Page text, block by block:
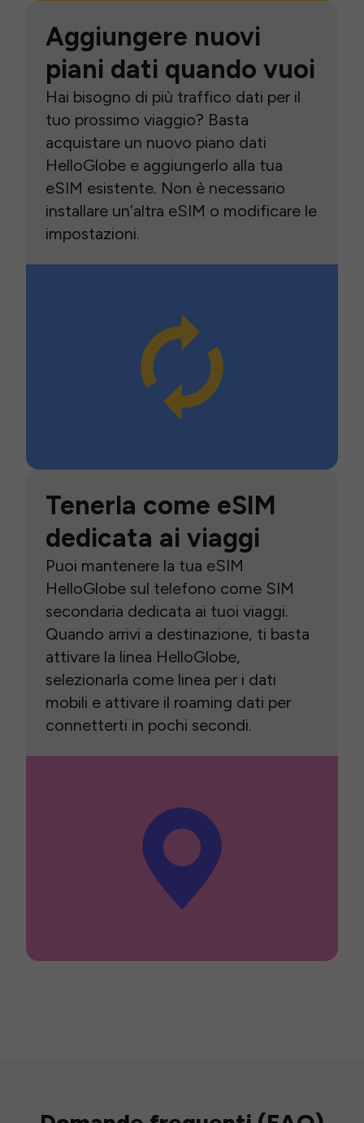
Aggiungere nuovi
piani dati quando vuoi
Hai bisogno di più traffico dati per il
tuo prossimo viaggio? Basta
acquistare un nuovo piano dati
HelloGlobe e aggiungerlo alla tua
eSIM esistente. Non è necessario
installare un’altra eSIM o modificare le
impostazioni.
Tenerla come eSIM
dedicata ai viaggi
Puoi mantenere la tua eSIM
HelloGlobe sul telefono come SIM
secondaria dedicata ai tuoi viaggi.
Quando arrivi a destinazione, ti basta
attivare la linea HelloGlobe,
selezionarla come linea per i dati
mobili e attivare il roaming dati per
connetterti in pochi secondi.